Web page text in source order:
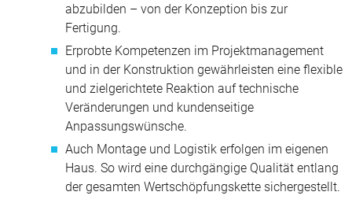
abzubilden – von der Konzeption bis zur
Fertigung.
Erprobte Kompetenzen im Projektmanagement
und in der Konstruktion gewährleisten eine flexible
und zielgerichtete Reaktion auf technische
Veränderungen und kundenseitige
Anpassungswünsche.
Auch Montage und Logistik erfolgen im eigenen
Haus. So wird eine durchgängige Qualität entlang
der gesamten Wertschöpfungskette sichergestellt.